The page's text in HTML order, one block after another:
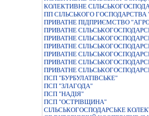
КОЛЕКТИВНЕ
ПП СІЛЬСЬКОГО
ПРИВАТНЕ ПIДПРИЄМСТВО
ПРИВАТНЕ
ПРИВАТНЕ
ПРИВАТНЕ
ПРИВАТНЕ
ПРИВАТНЕ
ПРИВАТНЕ
ПСП "БУРБУЛАТІВСЬКЕ"
ПСП "ЗЛАГОДА"
ПСП "НАДІЯ"
ПСП "ОСТРІВЩИНА"
СIЛЬСЬКОГОСПОДАРСЬКЕ